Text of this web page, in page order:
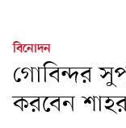
বিনোদন
গোবিন্দর
করবেন